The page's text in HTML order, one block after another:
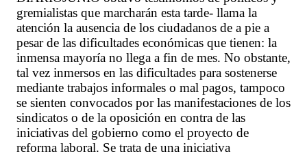
gremialistas que marcharán esta tarde- llama la
atención la ausencia de los ciudadanos de a pie a
pesar de las dificultades económicas que tienen: la
inmensa mayoría no llega a fin de mes. No obstante,
tal vez inmersos en las dificultades para sostenerse
mediante trabajos informales o mal pagos, tampoco
se sienten convocados por las manifestaciones de los
sindicatos o de la oposición en contra de las
iniciativas del gobierno como el proyecto de
reforma laboral. Se trata de una iniciativa